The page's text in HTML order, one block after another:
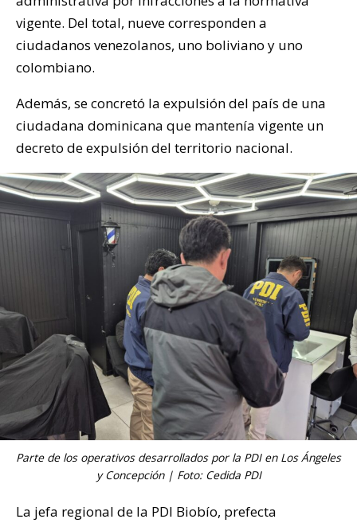
vigente. Del total, nueve corresponden a
ciudadanos venezolanos, uno boliviano y uno
colombiano.
Además, se concretó la expulsión del país de una
ciudadana dominicana que mantenía vigente un
decreto de expulsión del territorio nacional.
Parte de los operativos desarrollados por la PDI en Los Ángeles
y Concepción | Foto: Cedida PDI
La jefa regional de la PDI Biobío, prefecta